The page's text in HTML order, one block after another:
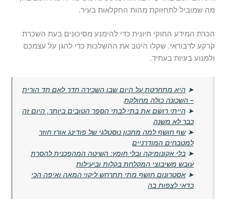
מה שמוביל לתחזוקת מהות החקלאות בעיר.
הכרת המידע החוקי חיונית כדי להימנע מסיכונים בעת השכרת
קרקע לדבוראי. שקלו היטב את ההשלכות כדי להגן על עצמכם
ולמנוע בעיות בעתיד.
➤ היא מתחרטת על היום שבו השכירה חדר לאם חד הורית
– השכונה כולה מחולקת
➤ הייתי רושם את בתי לבתי הספר הטובים ביותר, היום זה
כבר לא משנה
➤שף חושף למה מתכון נוסטלגי של פודינג אורז חוזר
למטבחים המודרניים
➤בלי אקונומיקה ובלי חומץ: השיטה המהפכנית להסרת
עובש משיבוצי המקלחת בקלות וביעילות
➤אסטרונום חושף מתי תתרחש ליקוי המאה ואיפה הכי
כדאי לצפות בה